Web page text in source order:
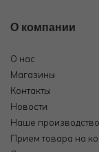
О компании
О нас
Магазины
Контакты
Новости
Наше производство
Прием товара на